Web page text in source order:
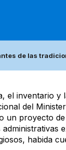
de las
el inventario
del
un proyecto
habida